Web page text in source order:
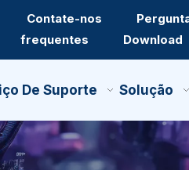
Contate-nos
frequentes
Download
De Suporte Solução